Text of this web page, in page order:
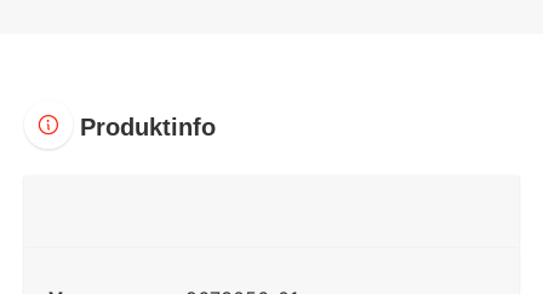
Produktinfo